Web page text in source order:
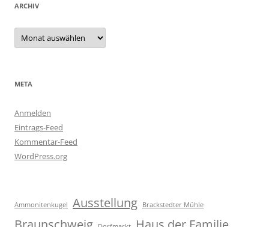
ARCHIV
Archiv
META
Anmelden
Eintrags-Feed
Kommentar-Feed
WordPress.org
Ammonitenkugel Ausstellung Brackstedter Mühle